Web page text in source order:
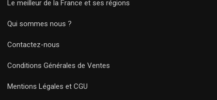
Le meilleur de la France et ses régions
Qui sommes nous ?
Contactez-nous
Conditions Générales de Ventes
Mentions Légales et CGU